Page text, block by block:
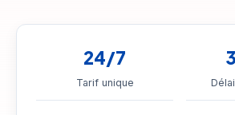
24/7
Tarif unique